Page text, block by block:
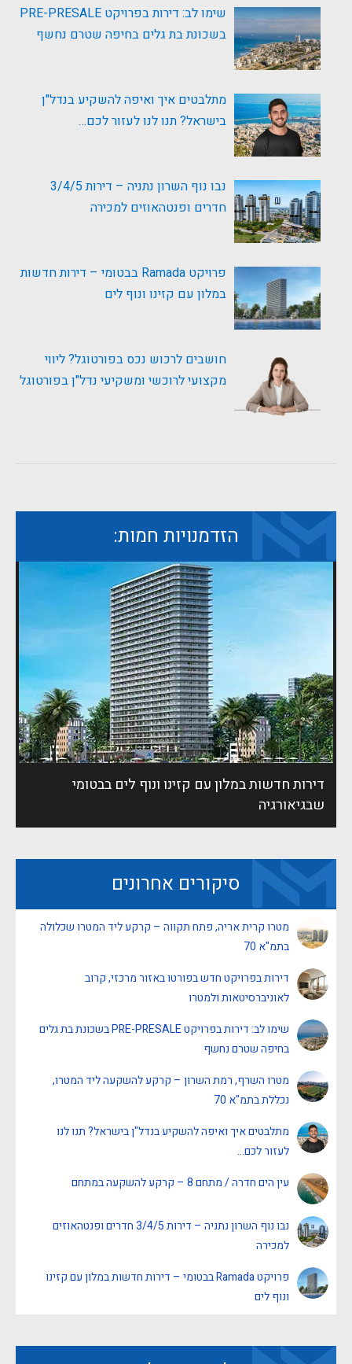
שימו לב: דירות בפרויקט PRE-PRESALE
בשכונת בת גלים בחיפה שטרם נחשף
מתלבטים איך ואיפה להשקיע בנדל"ן
בישראל? תנו לנו לעזור לכם…
נבו נוף השרון נתניה – דירות 3/4/5
חדרים ופנטהאוזים למכירה
פרויקט Ramada בבטומי – דירות חדשות
במלון עם קזינו ונוף לים
חושבים לרכוש נכס בפורטוגל? ליווי
מקצועי לרוכשי ומשקיעי נדל"ן בפורטוגל
הזדמנויות חמות:
דירות חדשות במלון עם קזינו ונוף לים בבטומי
שבגיאורגיה
סיקורים אחרונים
מטרו קרית אריה, פתח תקווה – קרקע ליד המטרו שכלולה
בתמ"א 70
דירות בפרויקט חדש בפורטו באזור מרכזי, קרוב
לאוניברסיטאות ולמטרו
שימו לב: דירות בפרויקט PRE-PRESALE בשכונת בת גלים
בחיפה שטרם נחשף
מטרו השרף, רמת השרון – קרקע להשקעה ליד המטרו,
נכללת בתמ"א 70
מתלבטים איך ואיפה להשקיע בנדל"ן בישראל? תנו לנו
לעזור לכם…
עין הים חדרה / מתחם 8 – קרקע להשקעה במתחם
נבו נוף השרון נתניה – דירות 3/4/5 חדרים ופנטהאוזים
למכירה
פרויקט Ramada בבטומי – דירות חדשות במלון עם קזינו
ונוף לים